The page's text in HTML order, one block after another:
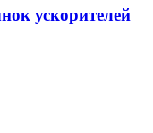
ускорителей